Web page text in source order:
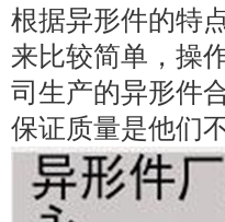
根据异形件的特
来比较简单，操
司生产的异形件
保证质量是他们